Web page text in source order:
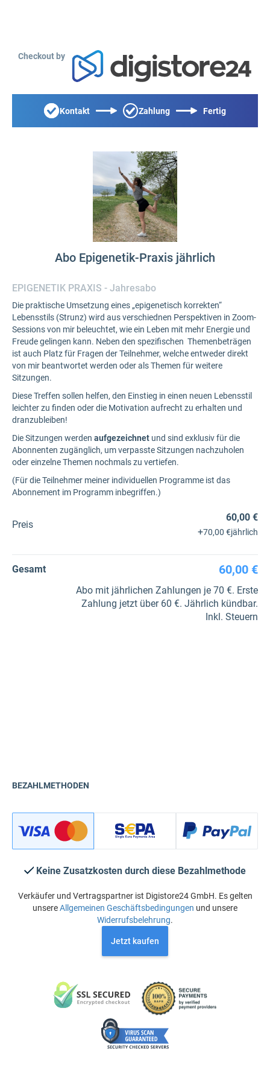
Checkout by
Kontakt Zahlung Fertig
Abo Epigenetik-Praxis jährlich
EPIGENETIK PRAXIS - Jahresabo
Die praktische Umsetzung eines „epigenetisch korrekten“
Lebensstils (Strunz) wird aus verschiednen Perspektiven in Zoom-
Sessions von mir beleuchtet, wie ein Leben mit mehr Energie und
Freude gelingen kann. Neben den spezifischen Themenbeträgen
ist auch Platz für Fragen der Teilnehmer, welche entweder direkt
von mir beantwortet werden oder als Themen für weitere
Sitzungen.
Diese Treffen sollen helfen, den Einstieg in einen neuen Lebensstil
leichter zu finden oder die Motivation aufrecht zu erhalten und
dranzubleiben!
Die Sitzungen werden aufgezeichnet und sind exklusiv für die
Abonnenten zugänglich, um verpasste Sitzungen nachzuholen
oder einzelne Themen nochmals zu vertiefen.
(Für die Teilnehmer meiner individuellen Programme ist das
Abonnement im Programm inbegriffen.)
Preis
60,00 €
+70,00 €jährlich
Gesamt 60,00 €
Abo mit jährlichen Zahlungen je 70 €. Erste
Zahlung jetzt über 60 €. Jährlich kündbar.
Inkl. Steuern
BEZAHLMETHODEN
Keine Zusatzkosten durch diese Bezahlmethode
Verkäufer und Vertragspartner ist Digistore24 GmbH. Es gelten
unsereAllgemeinen Geschäftsbedingungen und unsere
Widerrufsbelehrung.
Jetzt kaufen